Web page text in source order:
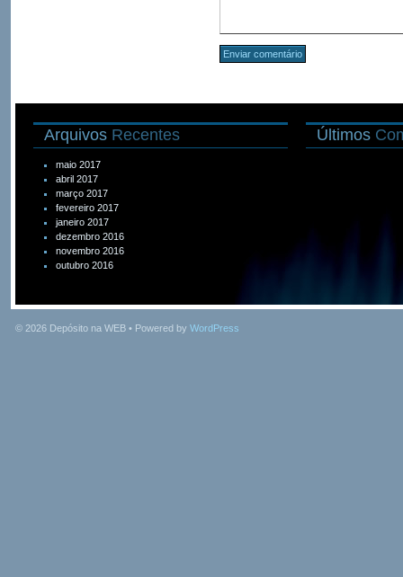
Arquivos Recentes
maio 2017
abril 2017
março 2017
fevereiro 2017
janeiro 2017
dezembro 2016
novembro 2016
outubro 2016
Últimos
© 2026 Depósito na WEB • Powered by WordPress